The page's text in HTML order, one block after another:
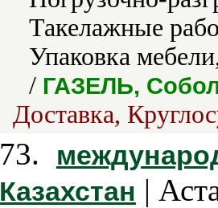
Такелажные
Упаковка
/ ГАЗЕЛЬ,
Доставка,
73.
Казахстан |